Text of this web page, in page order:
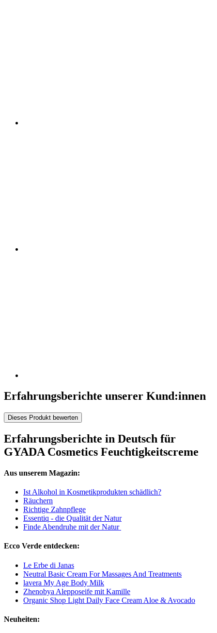
Erfahrungsberichte unserer Kund:innen
Dieses Produkt bewerten
Erfahrungsberichte in Deutsch für
GYADA Cosmetics Feuchtigkeitscreme
Aus unserem Magazin:
Ist Alkohol in Kosmetikprodukten schädlich?
Räuchern
Richtige Zahnpflege
Essentiq - die Qualität der Natur
Finde Abendruhe mit der Natur
Ecco Verde entdecken:
Le Erbe di Janas
Neutral Basic Cream For Massages And Treatments
lavera My Age Body Milk
Zhenobya Alepposeife mit Kamille
Organic Shop Light Daily Face Cream Aloe & Avocado
Neuheiten: